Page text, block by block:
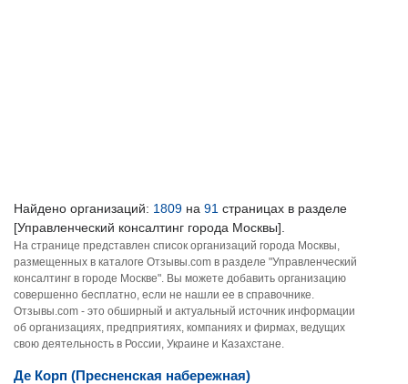
Найдено организаций: 1809 на 91 страницах в разделе
[Управленческий консалтинг города Москвы].
На странице представлен список организаций города Москвы,
размещенных в каталоге Отзывы.com в разделе "Управленческий
консалтинг в городе Москве". Вы можете добавить организацию
совершенно бесплатно, если не нашли ее в справочнике.
Отзывы.com - это обширный и актуальный источник информации
об организациях, предприятиях, компаниях и фирмах, ведущих
свою деятельность в России, Украине и Казахстане.
Де Корп (Пресненская набережная)